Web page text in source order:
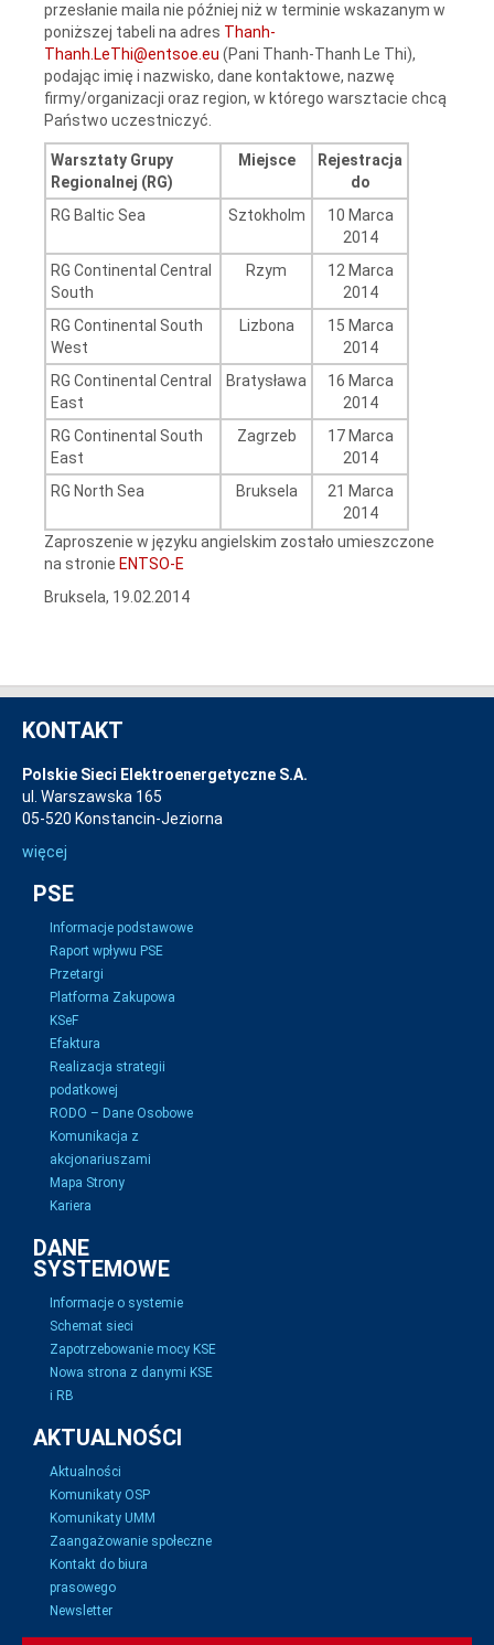
przesłanie maila nie później niż w terminie wskazanym w
poniższej tabeli na adres Thanh-
Thanh.LeThi@entsoe.eu (Pani Thanh-Thanh Le Thi),
podając imię i nazwisko, dane kontaktowe, nazwę
firmy/organizacji oraz region, w którego warsztacie chcą
Państwo uczestniczyć.
Warsztaty Grupy
Regionalnej (RG)
Miejsce
Rejestracja
do
RG Baltic Sea
Sztokholm
10 Marca
2014
RG Continental Central
South
Rzym
12 Marca
2014
RG Continental South
West
Lizbona
15 Marca
2014
RG Continental Central
East
Bratysława
16 Marca
2014
RG Continental South
East
Zagrzeb
17 Marca
2014
RG North Sea
Bruksela
21 Marca
2014
Zaproszenie w języku angielskim zostało umieszczone
na stronie ENTSO-E
Bruksela, 19.02.2014
KONTAKT
Polskie Sieci Elektroenergetyczne S.A.
ul. Warszawska 165
05-520 Konstancin-Jeziorna
więcej
PSE
Informacje podstawowe
Raport wpływu PSE
Przetargi
Platforma Zakupowa
KSeF
Efaktura
Realizacja strategii
podatkowej
RODO – Dane Osobowe
Komunikacja z
akcjonariuszami
Mapa Strony
Kariera
DANE
SYSTEMOWE
Informacje o systemie
Schemat sieci
Zapotrzebowanie mocy KSE
Nowa strona z danymi KSE
i RB
AKTUALNOŚCI
Aktualności
Komunikaty OSP
Komunikaty UMM
Zaangażowanie społeczne
Kontakt do biura
prasowego
Newsletter